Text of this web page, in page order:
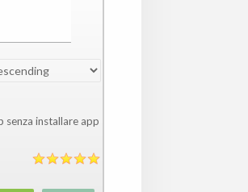
the ordering
senza installare app